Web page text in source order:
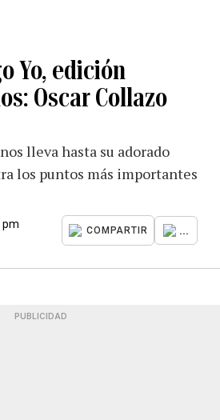
Yo, edición
Oscar Collazo
lleva hasta su adorado
los puntos más importantes
pm
COMPARTIR ...
PUBLICIDAD